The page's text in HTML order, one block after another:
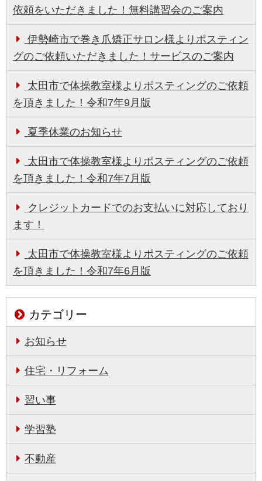
依頼をいただきました！無料講習会のご案内
伊勢崎市で巻き爪矯正サロン様よりポスティン
グのご依頼いただきました！サービスのご案内
太田市で体操教室様よりポスティングのご依頼
を頂きました！令和7年9月版
夏季休業のお知らせ
太田市で体操教室様よりポスティングのご依頼
を頂きました！令和7年7月版
クレジットカードでのお支払いに対応しており
ます！
太田市で体操教室様よりポスティングのご依頼
を頂きました！令和7年6月版
カテゴリー
お知らせ
住宅・リフォーム
習い事
学習塾
不動産